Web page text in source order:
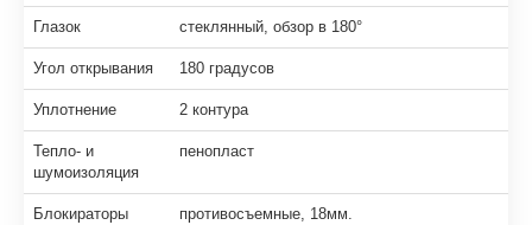
Глазок стеклянный, обзор в 180°
Угол открывания 180 градусов
Уплотнение 2 контура
Тепло- и
шумоизоляция
пенопласт
Блокираторы противосъемные, 18мм.